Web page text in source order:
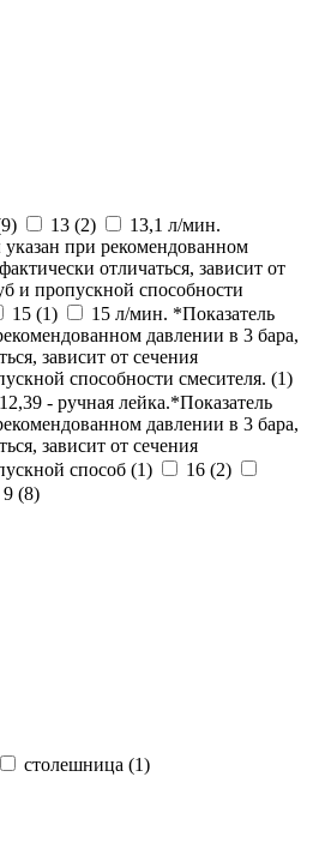
9) 13 (2)
13,1 л/мин.
указан при рекомендованном
отличаться, зависит от
и пропускной способности
15 (1)
15 л/мин. *Показатель
давлении в 3 бара,
зависит от сечения
способности смесителя. (1)
- ручная лейка.*Показатель
давлении в 3 бара,
зависит от сечения
способ (1) 16 (2)
9 (8)
столешница (1)